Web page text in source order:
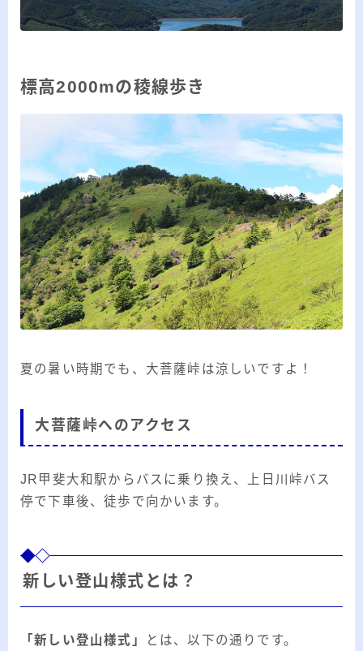
標高2000mの稜線歩き
夏の暑い時期でも、大菩薩峠は涼しいですよ！
大菩薩峠へのアクセス
JR甲斐大和駅からバスに乗り換え、上日川峠バス
停で下車後、徒歩で向かいます。
新しい登山様式とは？
「新しい登山様式」 とは、以下の通りです。